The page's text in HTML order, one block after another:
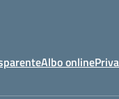
Albo online